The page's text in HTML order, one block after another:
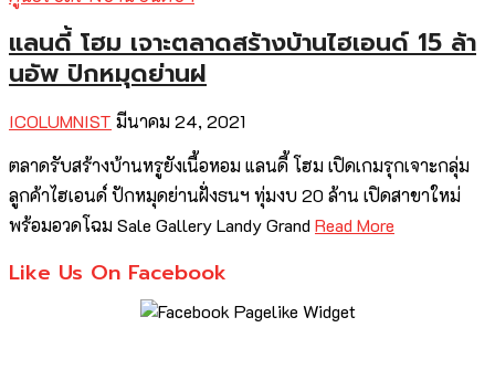
แลนดี้ โฮม เจาะตลาดสร้างบ้านไฮเอนด์ 15 ล้า
นอัพ ปักหมุดย่านฝ
ICOLUMNIST มีนาคม 24, 2021
ตลาดรับสร้างบ้านหรูยังเนื้อหอม แลนดี้ โฮม เปิดเกมรุกเจาะกลุ่ม
ลูกค้าไฮเอนด์ ปักหมุดย่านฝั่งธนฯ ทุ่มงบ 20 ล้าน เปิดสาขาใหม่
พร้อมอวดโฉม Sale Gallery Landy Grand Read More
Like Us On Facebook